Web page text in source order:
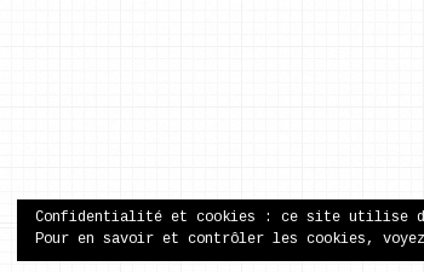
Copyright © 2026.
Confidentialité et cookies : ce site utilise
Pour en savoir et contrôler les cookies,